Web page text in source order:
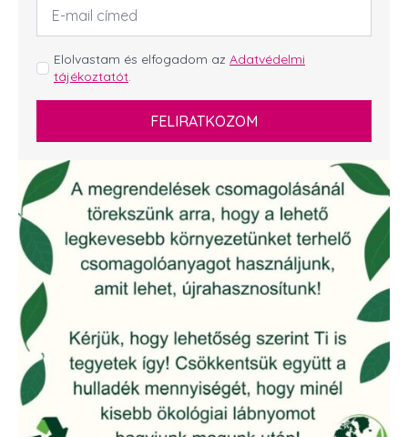
cím
GDPR
*
Elolvastam és elfogadom az Adatvédelmi
tájékoztatót.
FELIRATKOZOM